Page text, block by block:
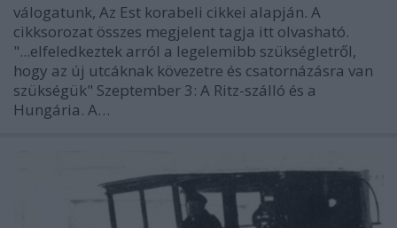
válogatunk, Az Est korabeli cikkei alapján. A
cikksorozat összes megjelent tagja itt olvasható.
"...elfeledkeztek arról a legelemibb szükségletről,
hogy az új utcáknak kövezetre és csatornázásra van
szükségük" Szeptember 3: A Ritz-szálló és a
Hungária. A…